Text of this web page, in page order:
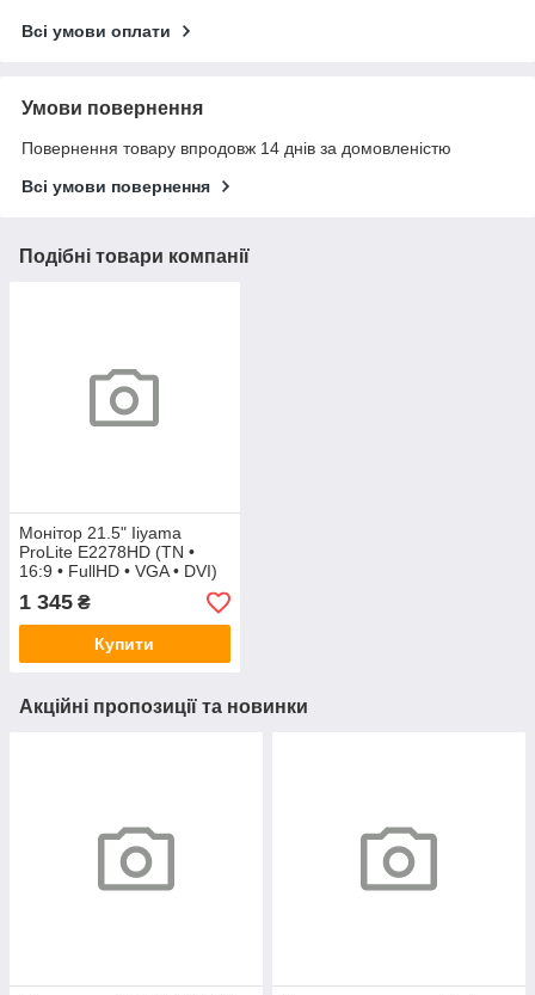
Всі умови оплати
Умови повернення
Повернення товару впродовж 14 днів за домовленістю
Всі умови повернення
Подібні товари компанії
Монітор 21.5" Iiyama
ProLite E2278HD (TN •
16:9 • FullHD • VGA • DVI)
1 345 ₴
Купити
Акційні пропозиції та новинки